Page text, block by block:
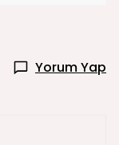
Yorum Yap